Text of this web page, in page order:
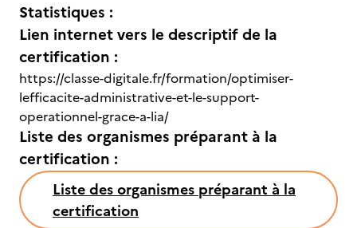
Statistiques :
Lien internet vers le descriptif de la
certification :
https://classe-digitale.fr/formation/optimiser-
lefficacite-administrative-et-le-support-
operationnel-grace-a-lia/
Liste des organismes préparant à la
certification :
Liste des organismes préparant à la
certification